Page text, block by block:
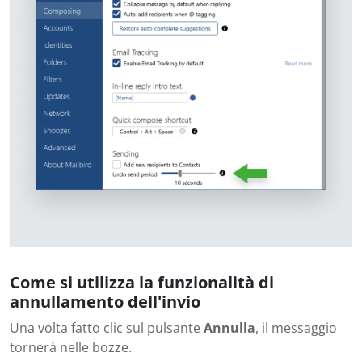
Come si utilizza la funzionalità di
annullamento dell'invio
Una volta fatto clic sul pulsanteAnnulla, il messaggio
tornerà nelle bozze.